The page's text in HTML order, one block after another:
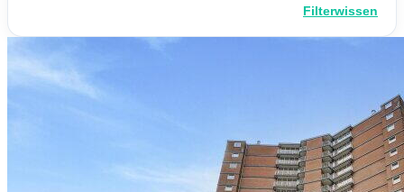
Filterwissen